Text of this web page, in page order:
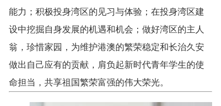
能力；积极投身湾区的见习与体验；在投身湾区建
设中挖掘自身发展的机遇和机会；做好湾区的主人
翁，珍惜家园，为维护港澳的繁荣稳定和长治久安
做出自己应有的贡献，肩负起新时代青年学生的使
命担当，共享祖国繁荣富强的伟大荣光。